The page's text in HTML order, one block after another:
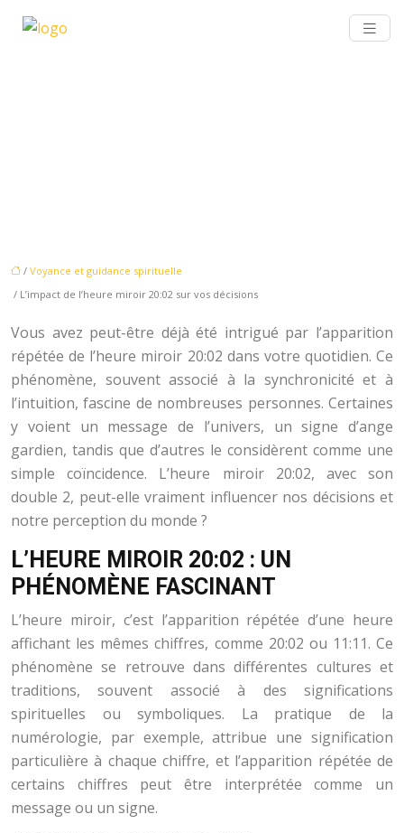
/ Voyance et guidance spirituelle
/ L’impact de l’heure miroir 20:02 sur vos décisions
Vous avez peut-être déjà été intrigué par l’apparition
répétée de l’heure miroir 20:02 dans votre quotidien. Ce
phénomène, souvent associé à la synchronicité et à
l’intuition, fascine de nombreuses personnes. Certaines
y voient un message de l’univers, un signe d’ange
gardien, tandis que d’autres le considèrent comme une
simple coïncidence. L’heure miroir 20:02, avec son
double 2, peut-elle vraiment influencer nos décisions et
notre perception du monde ?
L’HEURE MIROIR 20:02 : UN
PHÉNOMÈNE FASCINANT
L’heure miroir, c’est l’apparition répétée d’une heure
affichant les mêmes chiffres, comme 20:02 ou 11:11. Ce
phénomène se retrouve dans différentes cultures et
traditions, souvent associé à des significations
spirituelles ou symboliques. La pratique de la
numérologie, par exemple, attribue une signification
particulière à chaque chiffre, et l’apparition répétée de
certains chiffres peut être interprétée comme un
message ou un signe.